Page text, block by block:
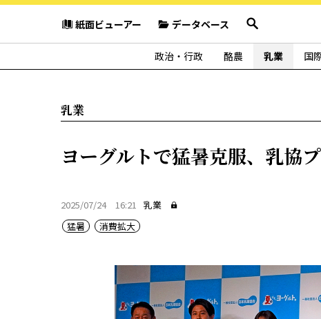
紙面ビューアー データベース
政治・行政 酪農 乳業 国
乳業
ヨーグルトで猛暑克服、乳協
2025/07/24 16:21 乳業
猛暑
消費拡大